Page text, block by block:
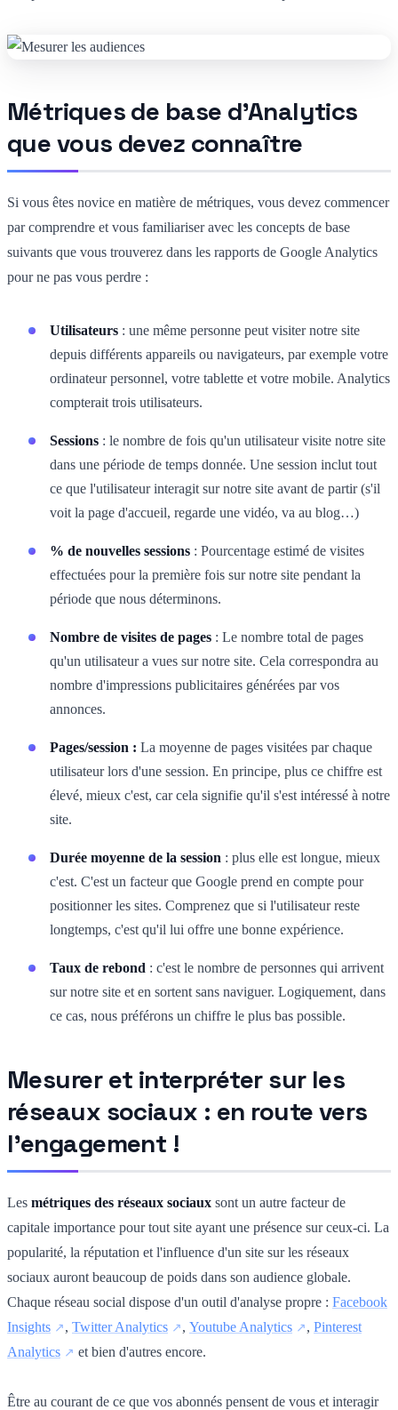
Métriques de base d'Analytics
que vous devez connaître
Si vous êtes novice en matière de métriques, vous devez commencer
par comprendre et vous familiariser avec les concepts de base
suivants que vous trouverez dans les rapports de Google Analytics
pour ne pas vous perdre :
Utilisateurs : une même personne peut visiter notre site
depuis différents appareils ou navigateurs, par exemple votre
ordinateur personnel, votre tablette et votre mobile. Analytics
compterait trois utilisateurs.
Sessions : le nombre de fois qu'un utilisateur visite notre site
dans une période de temps donnée. Une session inclut tout
ce que l'utilisateur interagit sur notre site avant de partir (s'il
voit la page d'accueil, regarde une vidéo, va au blog…)
% de nouvelles sessions : Pourcentage estimé de visites
effectuées pour la première fois sur notre site pendant la
période que nous déterminons.
Nombre de visites de pages : Le nombre total de pages
qu'un utilisateur a vues sur notre site. Cela correspondra au
nombre d'impressions publicitaires générées par vos
annonces.
Pages/session : La moyenne de pages visitées par chaque
utilisateur lors d'une session. En principe, plus ce chiffre est
élevé, mieux c'est, car cela signifie qu'il s'est intéressé à notre
site.
Durée moyenne de la session : plus elle est longue, mieux
c'est. C'est un facteur que Google prend en compte pour
positionner les sites. Comprenez que si l'utilisateur reste
longtemps, c'est qu'il lui offre une bonne expérience.
Taux de rebond : c'est le nombre de personnes qui arrivent
sur notre site et en sortent sans naviguer. Logiquement, dans
ce cas, nous préférons un chiffre le plus bas possible.
Mesurer et interpréter sur les
réseaux sociaux : en route vers
l'engagement !
Les métriques des réseaux sociaux sont un autre facteur de
capitale importance pour tout site ayant une présence sur ceux-ci. La
popularité, la réputation et l'influence d'un site sur les réseaux
sociaux auront beaucoup de poids dans son audience globale.
Chaque réseau social dispose d'un outil d'analyse propre : Facebook
Insights
, Twitter Analytics , Youtube Analytics , Pinterest
Analytics
et bien d'autres encore.
Être au courant de ce que vos abonnés pensent de vous et interagir